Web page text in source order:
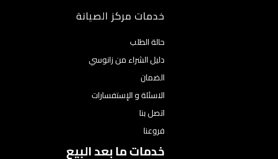
خدمات مركز الصيانة
حالة الطلب
دليل الشراء من زانوسي
الضمان
الاسئلة و الإستفسارات
اتصل بنا
فروعنا
خدمات ما بعد البيع